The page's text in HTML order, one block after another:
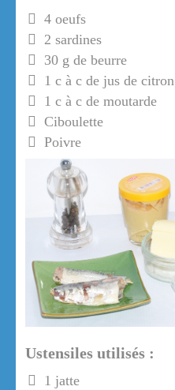
4 oeufs
2 sardines
30 g de beurre
1 c à c de jus de citron
1 c à c de moutarde
Ciboulette
Poivre
Ustensiles utilisés :
1 jatte